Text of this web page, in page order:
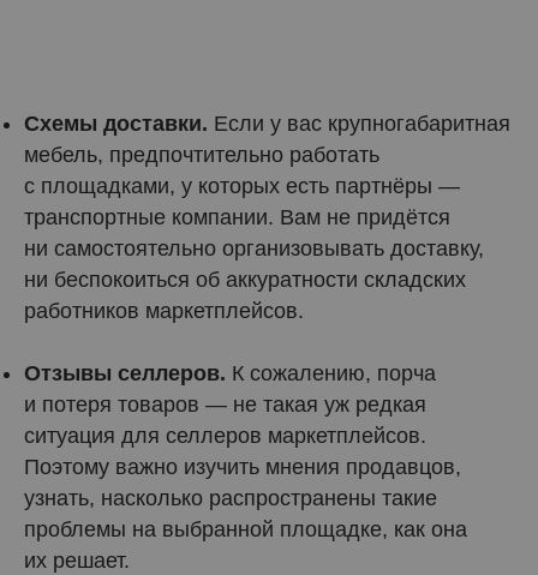
Схемы доставки. Если у вас крупногабаритная
мебель, предпочтительно работать
с площадками, у которых есть партнёры —
транспортные компании. Вам не придётся
ни самостоятельно организовывать доставку,
ни беспокоиться об аккуратности складских
работников маркетплейсов.
Отзывы селлеров. К сожалению, порча
и потеря товаров — не такая уж редкая
ситуация для селлеров маркетплейсов.
Поэтому важно изучить мнения продавцов,
узнать, насколько распространены такие
проблемы на выбранной площадке, как она
их решает.